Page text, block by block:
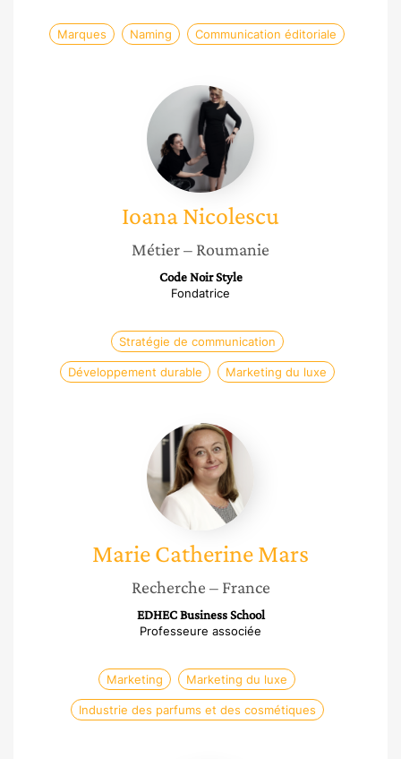
Marques Naming Communication éditoriale
Ioana
Nicolescu
IoanaNicolescu
Métier– Roumanie
Code Noir Style
Fondatrice
Stratégie de communication
Développement durable Marketing du luxe
Marie
Catherine
Mars
Marie CatherineMars
Recherche – France
EDHEC Business School
Professeure associée
Marketing Marketing du luxe
Industrie des parfums et des cosmétiques